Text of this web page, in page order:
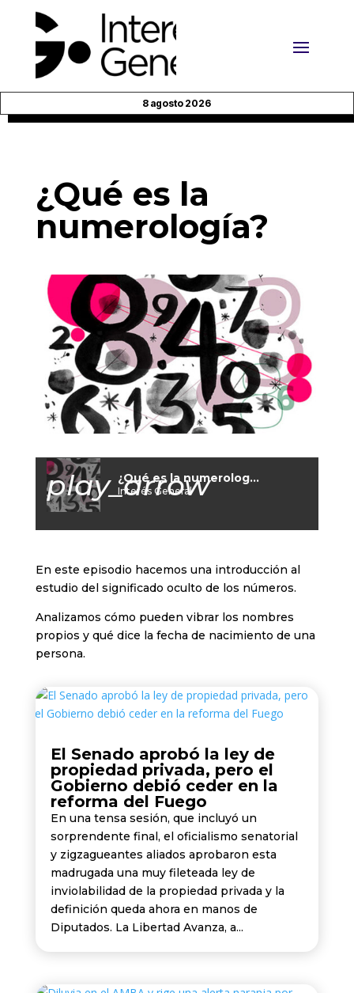
8 agosto 2026
¿Qué es la
numerología?
play_arrow ¿Qué es la numerología?
Interés General
En este episodio hacemos una introducción al
estudio del significado oculto de los números.
Analizamos cómo pueden vibrar los nombres
propios y qué dice la fecha de nacimiento de una
persona.
El Senado aprobó la ley de
propiedad privada, pero el
Gobierno debió ceder en la
reforma del Fuego
En una tensa sesión, que incluyó un
sorprendente final, el oficialismo senatorial
y zigzagueantes aliados aprobaron esta
madrugada una muy fileteada ley de
inviolabilidad de la propiedad privada y la
definición queda ahora en manos de
Diputados. La Libertad Avanza, a...